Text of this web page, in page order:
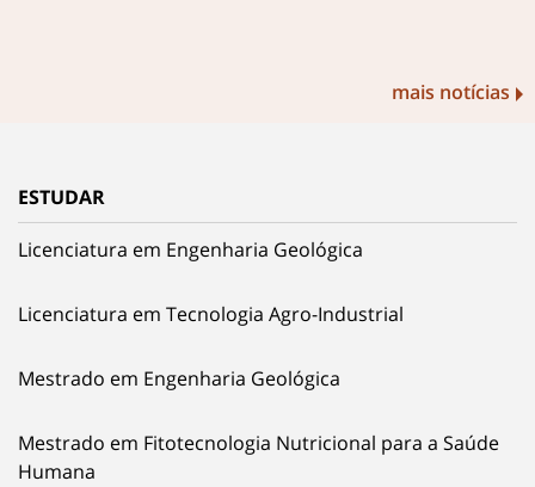
mais notícias
ESTUDAR
Licenciatura em Engenharia Geológica
Licenciatura em Tecnologia Agro-Industrial
Mestrado em Engenharia Geológica
Mestrado em Fitotecnologia Nutricional para a Saúde
Humana